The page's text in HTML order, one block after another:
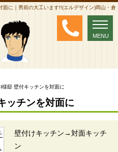
に｜男前の大工います!!(エルデザイン)岡山・倉
MENU
様邸 壁付キッチンを対面に
ッチンを対面に
壁付けキッチン→対面キッチ
ン
MENU